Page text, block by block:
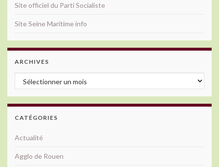
Site officiel du Parti Socialiste
Site Seine Maritime info
ARCHIVES
Archives
CATÉGORIES
Actualité
Agglo de Rouen